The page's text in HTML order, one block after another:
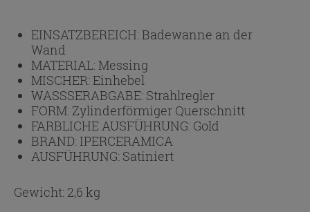
EINSATZBEREICH:Badewanne an der
Wand
MATERIAL:Messing
MISCHER:Einhebel
WASSSERABGABE: Strahlregler
FORM: Zylinderförmiger Querschnitt
FARBLICHE AUSFÜHRUNG: Gold
BRAND: IPERCERAMICA
AUSFÜHRUNG: Satiniert
Gewicht: 2,6 kg